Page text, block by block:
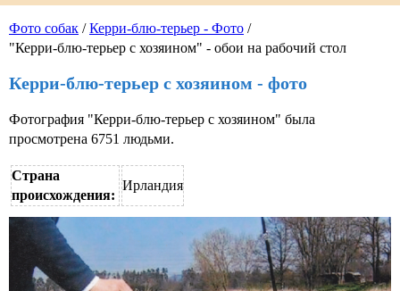
Фото собак /Керри-блю-терьер - Фото /
"Керри-блю-терьер с хозяином" - обои на рабочий стол
Керри-блю-терьер с хозяином - фото
Фотография "Керри-блю-терьер с хозяином" была
просмотрена 6751 людьми.
Страна
происхождения:
Ирландия